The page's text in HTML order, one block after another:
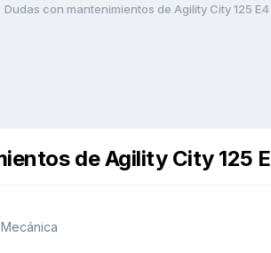
Dudas con mantenimientos de Agility City 125 E4
de Agility City 125
Mecánica